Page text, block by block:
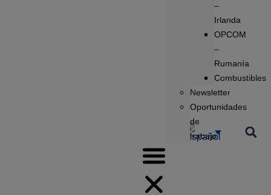
–
Irlanda
OPCOM
–
Rumanía
Combustibles
Newsletter
Oportunidades
de
trabajo